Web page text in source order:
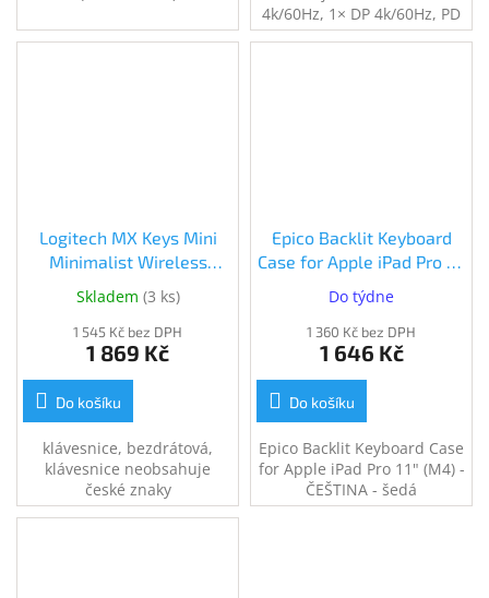
4k/60Hz, 1× DP 4k/60Hz, PD
100 W, 3 USB-A a 1 USB-C
Logitech MX Keys Mini
Minimalist Wireless
Illuminated Keyboard,
Graphite - US INTL (920-
010498)
Skladem (3 ks)
1 545 Kč bez DPH
1 869 Kč
Do košíku
klávesnice, bezdrátová,
klávesnice neobsahuje
české znaky
Epico Backlit Keyboard
Case for Apple iPad Pro 11"
(M4) - ČEŠTINA - šedá
(90311101300001)
Do týdne
1 360 Kč bez DPH
1 646 Kč
Do košíku
Epico Backlit Keyboard Case
for Apple iPad Pro 11" (M4) -
ČEŠTINA - šedá